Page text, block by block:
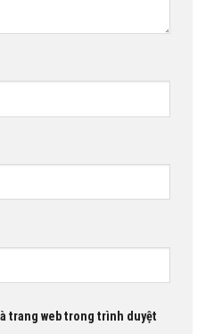
trang web trong trình duyệt